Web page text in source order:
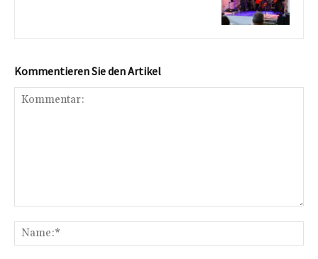
Kommentieren Sie den Artikel